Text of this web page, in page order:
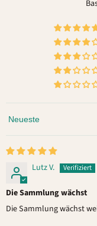
Sort by
Lutz V.
Die Sammlung wächst
Die Sammlung wächst